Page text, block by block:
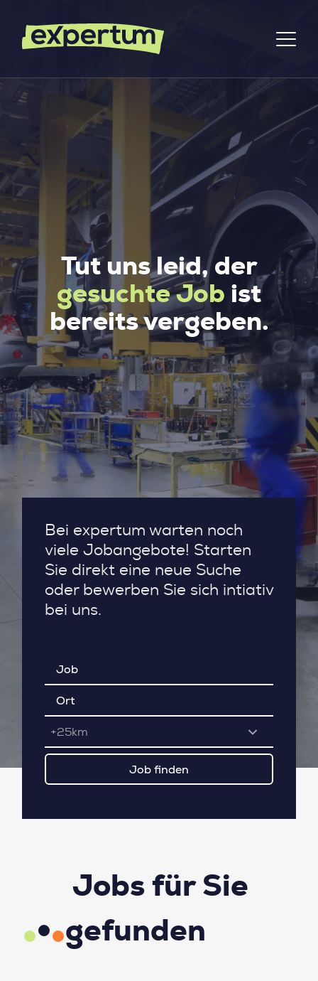
Tut uns leid, der
gesuchte Job ist
bereits vergeben.
Bei expertum warten noch
viele Jobangebote! Starten
Sie direkt eine neue Suche
oder bewerben Sie sich intiativ
bei uns.
+25km